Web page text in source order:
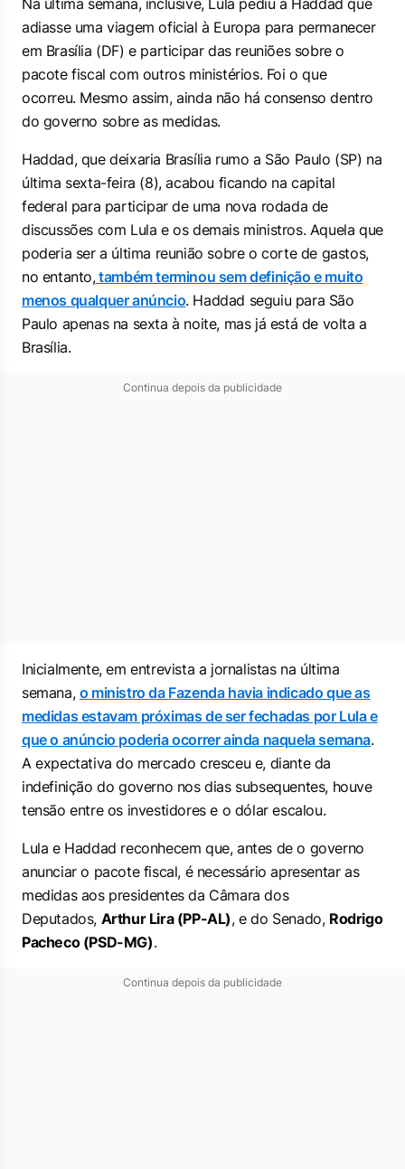
Na última semana, inclusive, Lula pediu a Haddad que
adiasse uma viagem oficial à Europa para permanecer
em Brasília (DF) e participar das reuniões sobre o
pacote fiscal com outros ministérios. Foi o que
ocorreu. Mesmo assim, ainda não há consenso dentro
do governo sobre as medidas.
Haddad, que deixaria Brasília rumo a São Paulo (SP) na
última sexta-feira (8), acabou ficando na capital
federal para participar de uma nova rodada de
discussões com Lula e os demais ministros. Aquela que
poderia ser a última reunião sobre o corte de gastos,
no entanto,também terminou sem definição e muito
menos qualquer anúncio. Haddad seguiu para São
Paulo apenas na sexta à noite, mas já está de volta a
Brasília.
Continua depois da publicidade
Inicialmente, em entrevista a jornalistas na última
semana, o ministro da Fazenda havia indicado que as
medidas estavam próximas de ser fechadas por Lula e
que o anúncio poderia ocorrer ainda naquela semana.
A expectativa do mercado cresceu e, diante da
indefinição do governo nos dias subsequentes, houve
tensão entre os investidores e o dólar escalou.
Lula e Haddad reconhecem que, antes de o governo
anunciar o pacote fiscal, é necessário apresentar as
medidas aos presidentes da Câmara dos
Deputados, Arthur Lira (PP-AL), e do Senado, Rodrigo
Pacheco (PSD-MG).
Continua depois da publicidade